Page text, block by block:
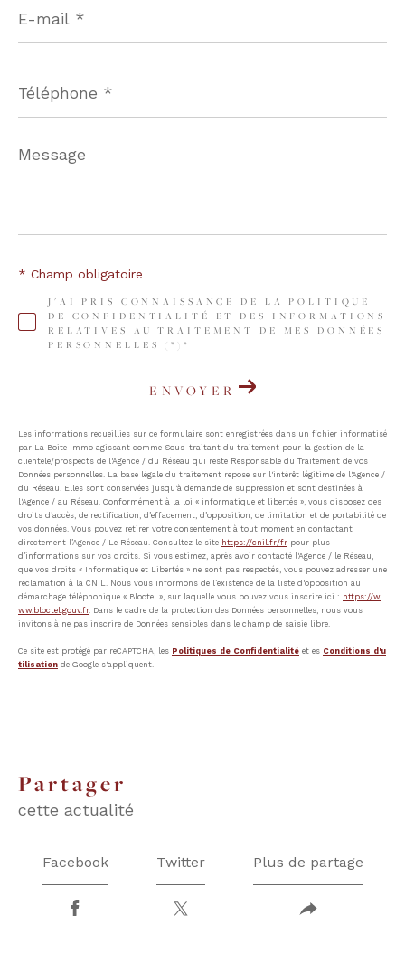
mail
*
*
Message
*
J'AI PRIS CONNAISSANCE DE LA POLITIQUE
DE CONFIDENTIALITÉ ET DES INFORMATIONS
RELATIVES AU TRAITEMENT DE MES DONNÉES
PERSONNELLES (*)*
* Champ obligatoire
ENVOYER
Les informations recueillies sur ce formulaire sont enregistrées dans un fichier informatisé
par La Boite Immo agissant comme Sous-traitant du traitement pour la gestion de la
clientèle/prospects de l'Agence / du Réseau qui reste Responsable du Traitement de vos
Données personnelles. La base légale du traitement repose sur l'intérêt légitime de l'Agence /
du Réseau. Elles sont conservées jusqu'à demande de suppression et sont destinées à
l'Agence / au Réseau. Conformément à la loi « informatique et libertés », vous disposez des
droits d’accès, de rectification, d’effacement, d’opposition, de limitation et de portabilité de
vos données. Vous pouvez retirer votre consentement à tout moment en contactant
directement l’Agence / Le Réseau. Consultez le site https://cnil.fr/fr pour plus
d’informations sur vos droits. Si vous estimez, après avoir contacté l'Agence / le Réseau,
que vos droits « Informatique et Libertés » ne sont pas respectés, vous pouvez adresser une
réclamation à la CNIL. Nous vous informons de l’existence de la liste d'opposition au
démarchage téléphonique « Bloctel », sur laquelle vous pouvez vous inscrire ici : https://w
ww.bloctel.gouv.fr. Dans le cadre de la protection des Données personnelles, nous vous
invitons à ne pas inscrire de Données sensibles dans le champ de saisie libre.
Ce site est protégé par reCAPTCHA, les Politiques de Confidentialité et es Conditions d'u
tilisation de Google s'appliquent.
partager
cette actualité
Facebook Twitter Plus de partage